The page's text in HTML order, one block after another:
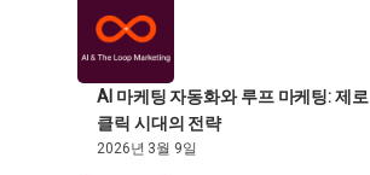
AI 마케팅 자동화와 루프 마케팅: 제로
클릭 시대의 전략
2026년 3월 9일